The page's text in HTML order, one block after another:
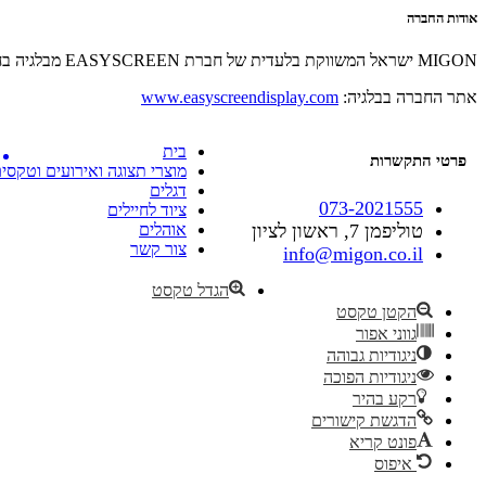
אודות החברה
MIGON ישראל המשווקת בלעדית של חברת EASYSCREEN מבלגיה בחרה להשקיע את כל המאמצים כדי לפתח פתרונות ייחודיים ואיכותיים לחיילים, לכוחות הבטחון, צבא, כיתות כוננות ומשטרה
אתר החברה בבלגיה: www.easyscreendisplay.com
פרטי התקשרות
073-2021555
טוליפמן 7, ראשון לציון
info@migon.co.il
בית
מוצרי תצוגה ואירועים
דגלים
ציוד לחיילים
אוהלים
צור קשר
הגדל טקסט
הקטן טקסט
גווני אפור
ניגודיות גבוהה
ניגודיות הפוכה
רקע בהיר
הדגשת קישורים
פונט קריא
איפוס